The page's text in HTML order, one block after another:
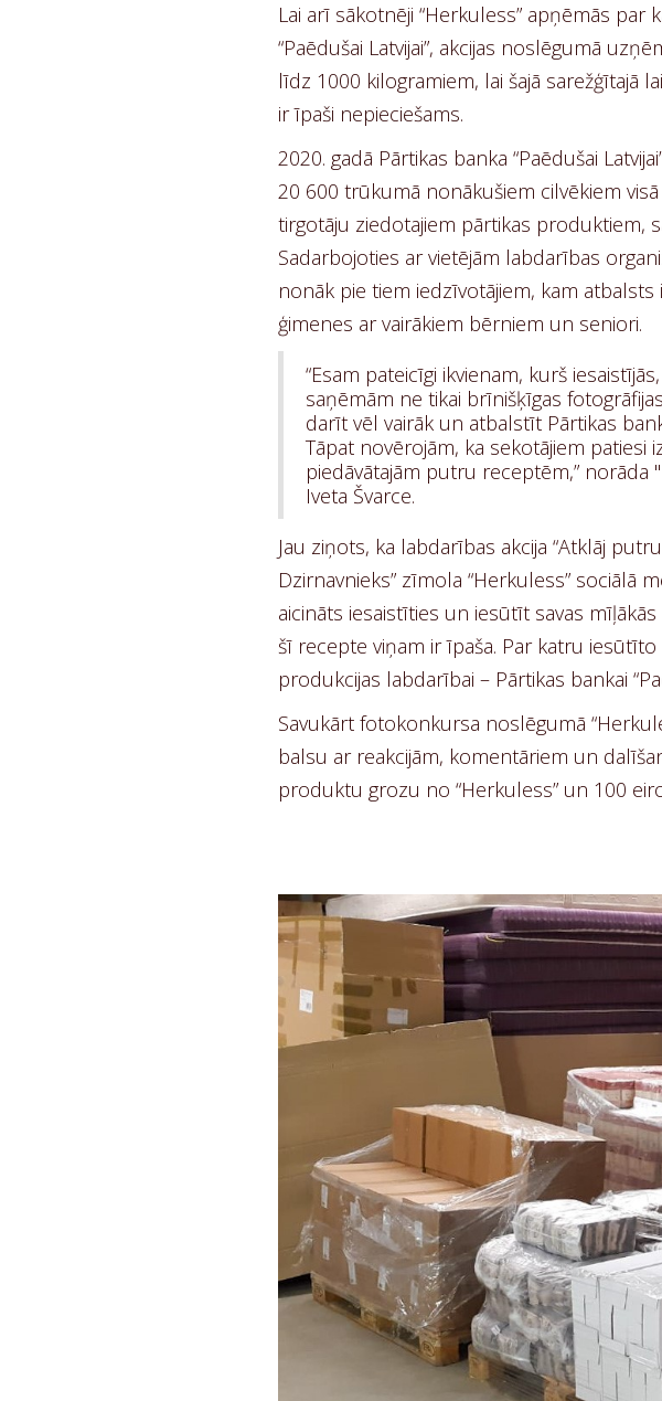
Lai arī sākotnēji “Herkuless” apņēmās
“Paēdušai Latvijai”, akcijas noslēgumā
līdz 1000 kilogramiem, lai šajā sarežģītajā
ir īpaši nepieciešams.
2020. gadā Pārtikas banka “Paēdušai
20 600 trūkumā nonākušiem cilvēkiem
tirgotāju ziedotajiem pārtikas produktiem,
Sadarbojoties ar vietējām labdarības
nonāk pie tiem iedzīvotājiem, kam
ģimenes ar vairākiem bērniem un seniori.
“Esam pateicīgi ikvienam, kurš
saņēmām ne tikai brīnišķīgas
darīt vēl vairāk un atbalstīt Pārtikas
Tāpat novērojām, ka sekotājiem patiesi
piedāvātajām putru receptēm,” norāda
Iveta Švarce.
Jau ziņots, ka labdarības akcija “Atklāj
Dzirnavnieks” zīmola “Herkuless” sociālā
aicināts iesaistīties un iesūtīt savas
šī recepte viņam ir īpaša. Par katru
produkcijas labdarībai – Pārtikas bankai
Savukārt fotokonkursa noslēgumā
balsu ar reakcijām, komentāriem un
produktu grozu no “Herkuless” un 100